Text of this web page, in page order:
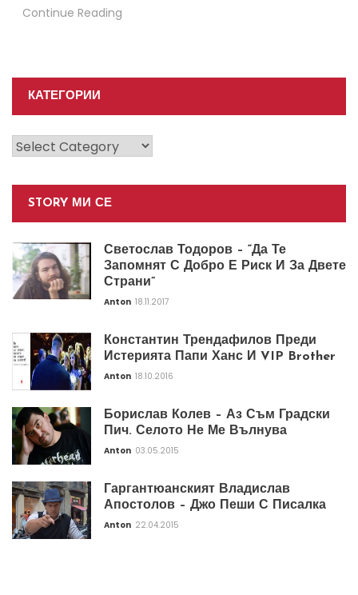
Continue Reading
КАТЕГОРИИ
Категории
STORY МИ СЕ
Светослав Тодоров – “Да Те
Запомнят С Добро Е Риск И За Двете
Страни”
Anton 18.11.2017
Константин Трендафилов Преди
Истерията Папи Ханс И VIP Brother
Anton 18.10.2016
Борислав Колев – Аз Съм Градски
Пич. Селото Не Ме Вълнува
Anton 03.05.2015
Гаргантюанският Владислав
Апостолов – Джо Пеши С Писалка
Anton 22.04.2015